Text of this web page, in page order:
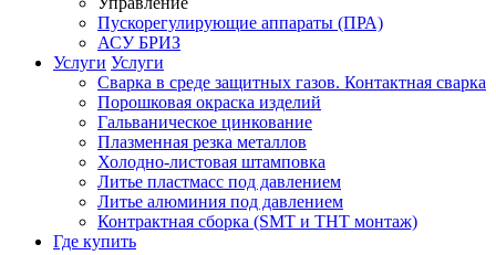
Пускорегулирующие аппараты (ПРА)
АСУ БРИЗ
Услуги Услуги
Сварка в среде защитных газов. Контактная сварка
Порошковая окраска изделий
Гальваническое цинкование
Плазменная резка металлов
Холодно-листовая штамповка
Литье пластмасс под давлением
Литье алюминия под давлением
Контрактная сборка (SMT и THT монтаж)
Где купить